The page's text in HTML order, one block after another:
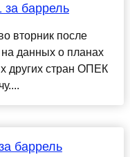
баррель
вторник после
данных о планах
других стран ОПЕК
баррель